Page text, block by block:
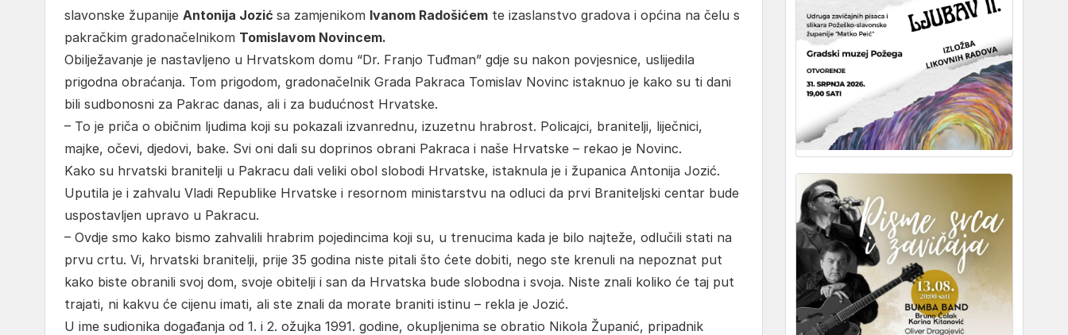
slavonske županije Antonija Jozić sa zamjenikom Ivanom Radošićem te izaslanstvo gradova i općina na čelu s
pakračkim gradonačelnikom Tomislavom Novincem.
Obilježavanje je nastavljeno u Hrvatskom domu “Dr. Franjo Tuđman” gdje su nakon povjesnice, uslijedila
prigodna obraćanja. Tom prigodom, gradonačelnik Grada Pakraca Tomislav Novinc istaknuo je kako su ti dani
bili sudbonosni za Pakrac danas, ali i za budućnost Hrvatske.
– To je priča o običnim ljudima koji su pokazali izvanrednu, izuzetnu hrabrost. Policajci, branitelji, liječnici,
majke, očevi, djedovi, bake. Svi oni dali su doprinos obrani Pakraca i naše Hrvatske – rekao je Novinc.
Kako su hrvatski branitelji u Pakracu dali veliki obol slobodi Hrvatske, istaknula je i županica Antonija Jozić.
Uputila je i zahvalu Vladi Republike Hrvatske i resornom ministarstvu na odluci da prvi Braniteljski centar bude
uspostavljen upravo u Pakracu.
– Ovdje smo kako bismo zahvalili hrabrim pojedincima koji su, u trenucima kada je bilo najteže, odlučili stati na
prvu crtu. Vi, hrvatski branitelji, prije 35 godina niste pitali što ćete dobiti, nego ste krenuli na nepoznat put
kako biste obranili svoj dom, svoje obitelji i san da Hrvatska bude slobodna i svoja. Niste znali koliko će taj put
trajati, ni kakvu će cijenu imati, ali ste znali da morate braniti istinu – rekla je Jozić.
U ime sudionika događanja od 1. i 2. ožujka 1991. godine, okupljenima se obratio Nikola Županić, pripadnik